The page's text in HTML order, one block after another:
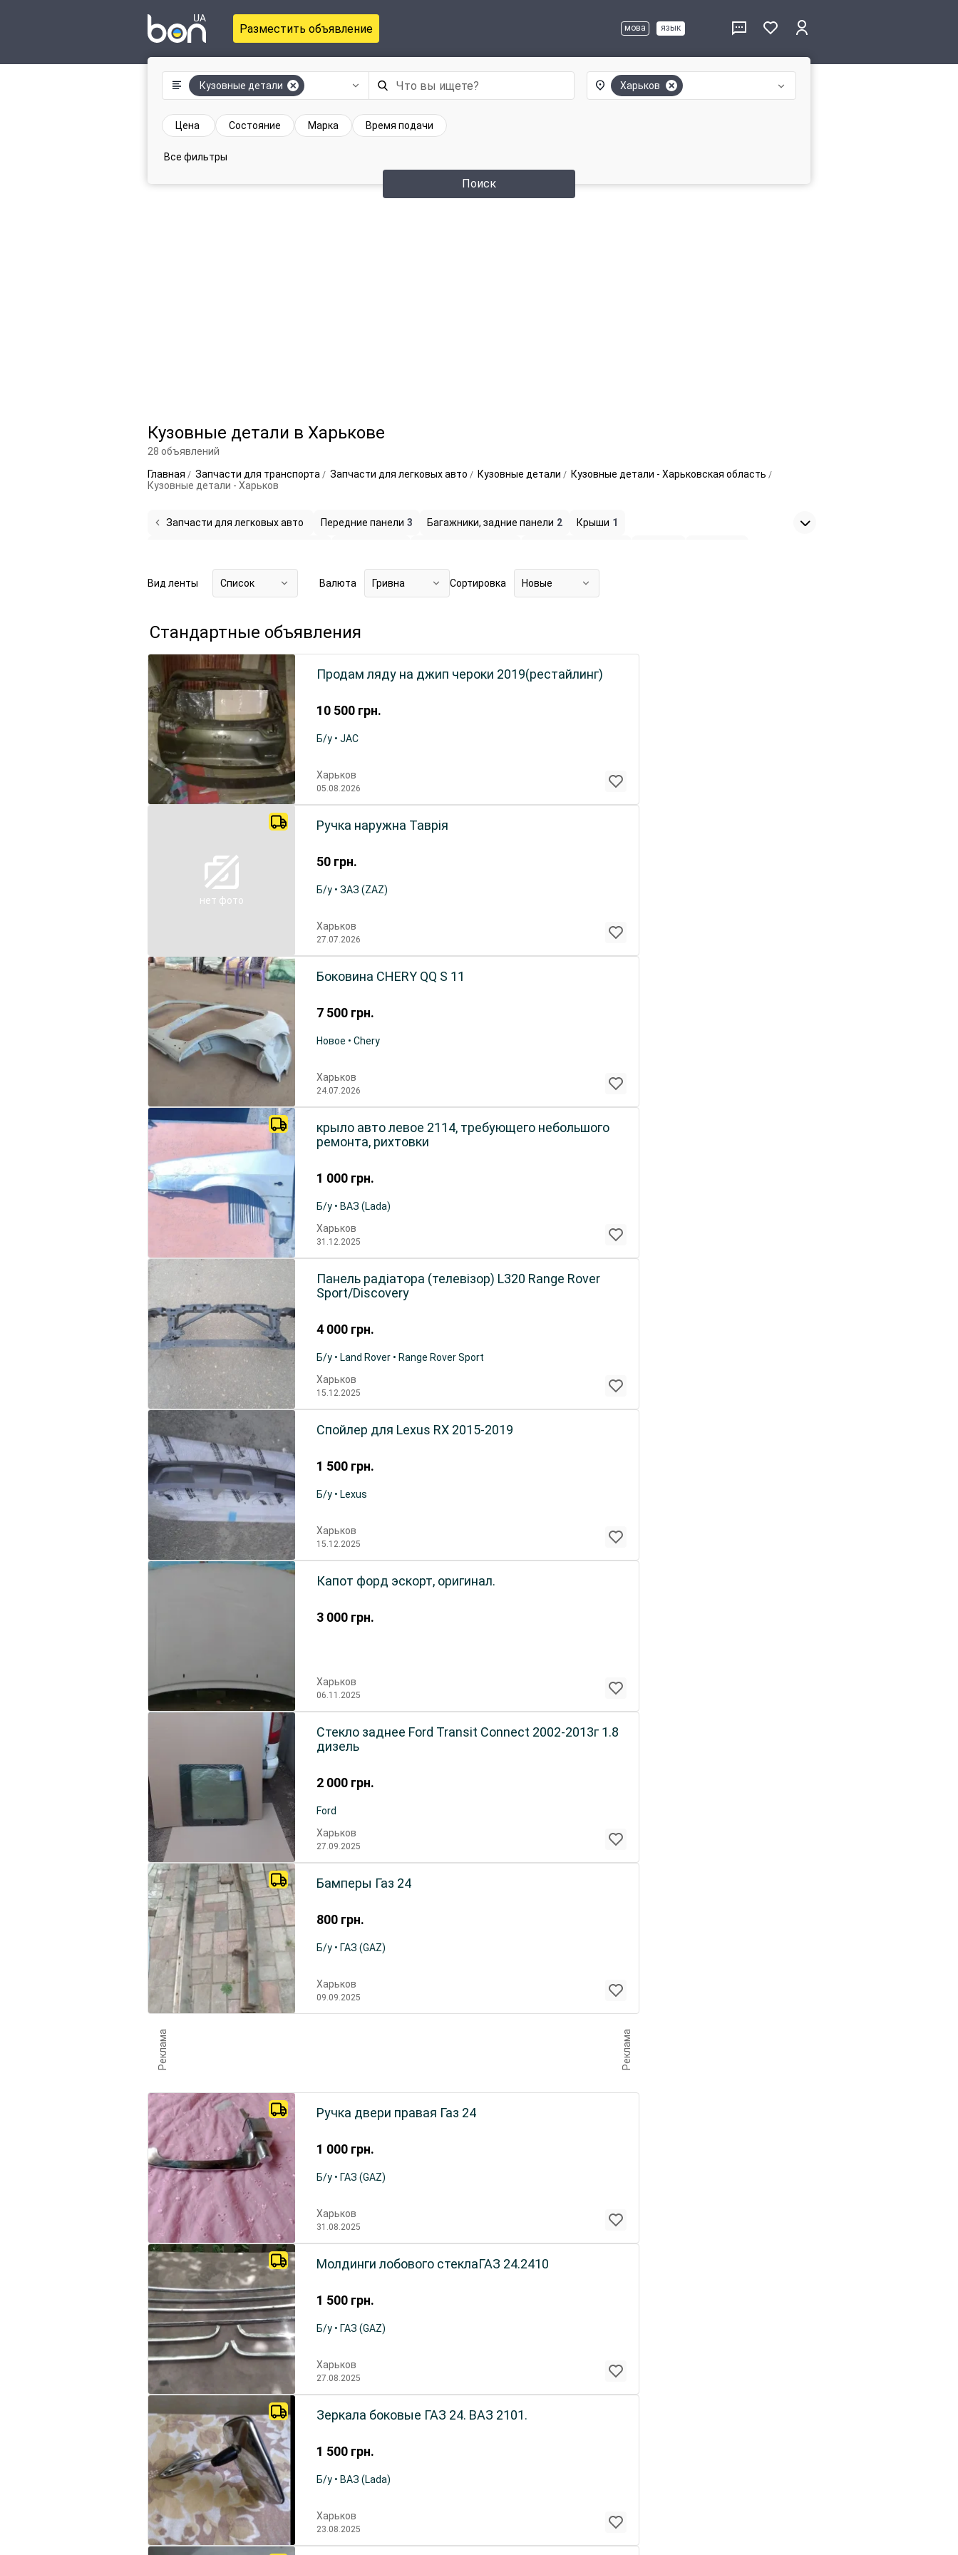
Разместить объявление мова язык
Кузовные детали Харьков
Поиск
Цена Состояние Марка Время подачи
Все фильтры
Кузовные детали в Харькове
28 объявлений
Главная
Запчасти для транспорта Запчасти для легковых авто Кузовные детали
Кузовные детали - Харьковская область
Кузовные детали - Харьков
Запчасти для легковых авто Передние панели 3 Багажники, задние панели 2 Крыши 1
Вид ленты
Список Валюта Гривна Сортировка Новые
Стандартные объявления
10 500 грн.
Продам ляду на джип чероки 2019(рестайлинг)
Б/у • JAC
Харьков
05.08.2026
нет фото
50 грн.
Ручка наружна Таврія
Б/у • ЗАЗ (ZAZ)
Харьков
27.07.2026
7 500 грн.
Боковина CHERY QQ S 11
Новое • Chery
Харьков
24.07.2026
1 000 грн.
крыло авто левое 2114, требующего небольшого
ремонта, рихтовки
Б/у • ВАЗ (Lada)
Харьков
31.12.2025
4 000 грн.
Панель радіатора (телевізор) L320 Range Rover
Sport/Discovery
Б/у • Land Rover • Range Rover Sport
Харьков
15.12.2025
1 500 грн.
Спойлер для Lexus RX 2015-2019
Б/у • Lexus
Харьков
15.12.2025
3 000 грн.
Капот форд эскорт, оригинал.
Харьков
06.11.2025
2 000 грн.
Стекло заднее Ford Transit Connect 2002-2013г 1.8
дизель
Ford
Харьков
27.09.2025
800 грн.
Бамперы Газ 24
Б/у • ГАЗ (GAZ)
Харьков
09.09.2025
Реклама Реклама
1 000 грн.
Ручка двери правая Газ 24
Б/у • ГАЗ (GAZ)
Харьков
31.08.2025
1 500 грн.
Молдинги лобового стеклаГАЗ 24.2410
Б/у • ГАЗ (GAZ)
Харьков
27.08.2025
1 500 грн.
Зеркала боковые ГАЗ 24. ВАЗ 2101.
Б/у • ВАЗ (Lada)
Харьков
23.08.2025